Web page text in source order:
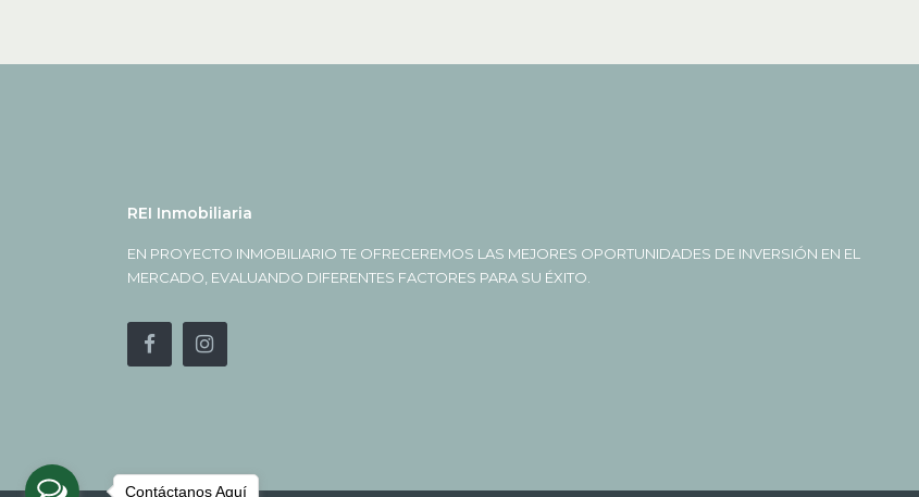
REI Inmobiliaria
EN PROYECTO INMOBILIARIO TE OFRECEREMOS LAS MEJORES OPORTUNIDADES DE INVERSIÓN EN EL
MERCADO, EVALUANDO DIFERENTES FACTORES PARA SU ÉXITO.
Contáctanos Aquí